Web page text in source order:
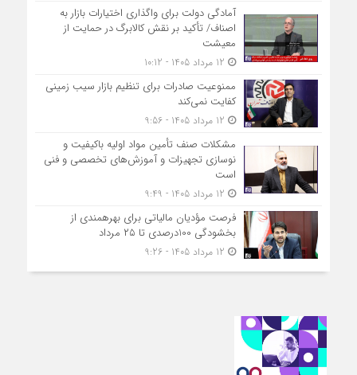
آمادگی دولت برای واگذاری اختیارات بازار به
اصناف/ تأکید بر نقش کالابرگ در حمایت از
معیشت
ممنوعیت صادرات برای تنظیم بازار سیب زمینی
کفایت نمی‌کند
مشکلات صنف تأمین مواد اولیه باکیفیت و
نوسازی تجهیزات و آموزش‌های تخصصی و فنی
است
فرصت مؤدیان مالیاتی برای بهره‎مندی از
بخشودگی 100درصدی تا ۲۵ مرداد